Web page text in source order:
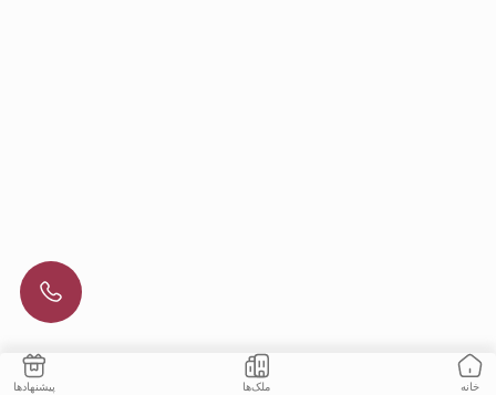
خانه ملک‌ها پیشنهادها